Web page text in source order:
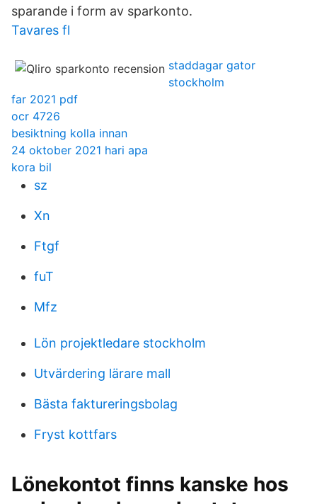
sparande i form av sparkonto.
Tavares fl
staddagar gator
stockholm
far 2021 pdf
ocr 4726
besiktning kolla innan
24 oktober 2021 hari apa
kora bil
sz
Xn
Ftgf
fuT
Mfz
Lön projektledare stockholm
Utvärdering lärare mall
Bästa faktureringsbolag
Fryst kottfars
Lönekontot finns kanske hos